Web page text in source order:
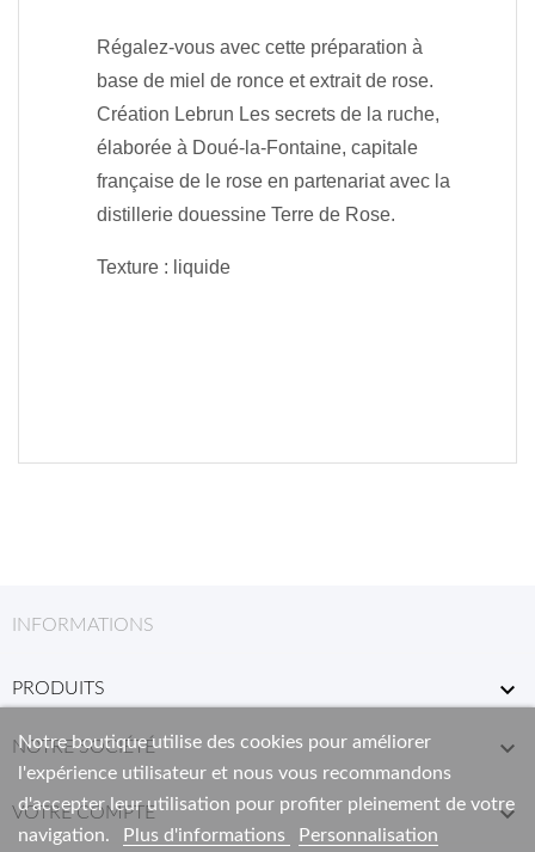
Notre boutique utilise des cookies pour améliorer
l'expérience utilisateur et nous vous recommandons
d'accepter leur utilisation pour profiter pleinement de votre
navigation.
Plus d'informations Personnalisation
Régalez-vous avec cette préparation à
base de miel de ronce et extrait de rose.
Création Lebrun Les secrets de la ruche,
élaborée à Doué-la-Fontaine, capitale
française de le rose en partenariat avec la
distillerie douessine Terre de Rose.
Texture : liquide
INFORMATIONS
PRODUITS 
NOTRE SOCIÉTÉ 
VOTRE COMPTE 